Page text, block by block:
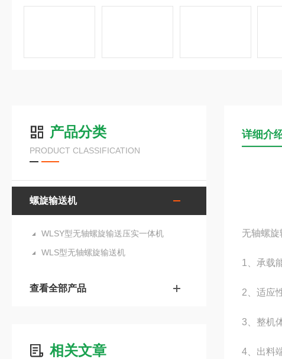
产品分类
PRODUCT CLASSIFICATION
螺旋输送机
WLSY型无轴螺旋输送压实一体机
WLS型无轴螺旋输送机
查看全部产品
相关文章
详细介
无轴螺旋
1、承载
2、适应
3、整机
4、出料